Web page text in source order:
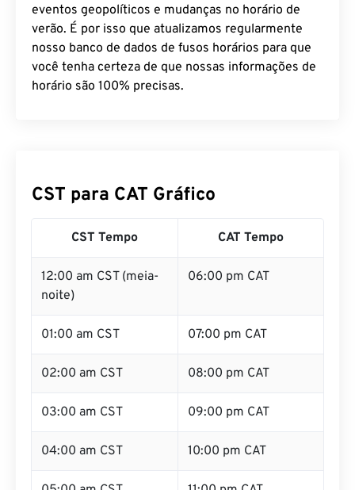
eventos geopolíticos e mudanças no horário de
verão. É por isso que atualizamos regularmente
nosso banco de dados de fusos horários para que
você tenha certeza de que nossas informações de
horário são 100% precisas.
CST para CAT Gráfico
CST Tempo CAT Tempo
12:00 am CST (meia-
noite)
06:00 pm CAT
01:00 am CST 07:00 pm CAT
02:00 am CST 08:00 pm CAT
03:00 am CST 09:00 pm CAT
04:00 am CST 10:00 pm CAT